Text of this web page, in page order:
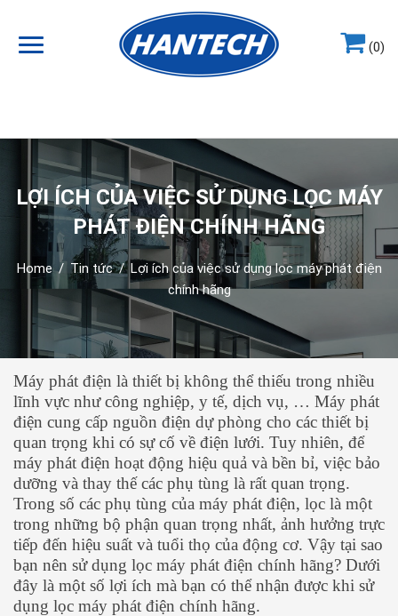
(0)
LỢI ÍCH CỦA VIỆC SỬ DỤNG LỌC MÁY
PHÁT ĐIỆN CHÍNH HÃNG
Home / Tin tức / Lợi ích của việc sử dụng lọc máy phát điện
chính hãng
Máy phát điện là thiết bị không thể thiếu trong nhiều
lĩnh vực như công nghiệp, y tế, dịch vụ, … Máy phát
điện cung cấp nguồn điện dự phòng cho các thiết bị
quan trọng khi có sự cố về điện lưới. Tuy nhiên, để
máy phát điện hoạt động hiệu quả và bền bỉ, việc bảo
dưỡng và thay thế các phụ tùng là rất quan trọng.
Trong số các phụ tùng của máy phát điện, lọc là một
trong những bộ phận quan trọng nhất, ảnh hưởng trực
tiếp đến hiệu suất và tuổi thọ của động cơ. Vậy tại sao
bạn nên sử dụng lọc máy phát điện chính hãng? Dưới
đây là một số lợi ích mà bạn có thể nhận được khi sử
dụng lọc máy phát điện chính hãng.